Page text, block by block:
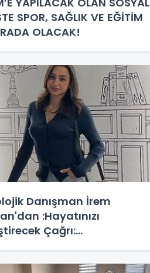
SPOR, SAĞLIK VE EĞİTİM
OLACAK!
Danışman İrem
:Hayatınızı
Çağrı:
Atın!